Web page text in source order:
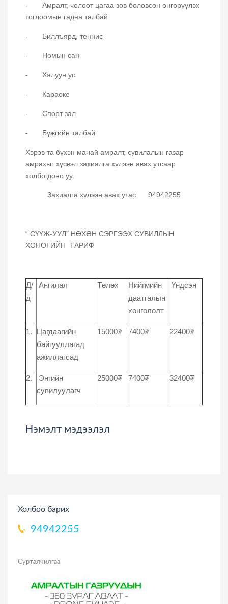
- Амралт, чөлөөт цагаа зөв боловсон өнгөрүүлэх
тоглоомын гадна талбай
- Биллъярд, теннис
- Номын сан
- Халуун ус
- Караоке
- Спорт зал
- Бүжгийн талбай
Хэрэв та бүхэн манай амралт, сувилалын газар
амрахыг хүсвэл захиалга хүлээн авах утсаар
холбогдоно уу.
Захиалга хүлээн авах утас: 94942255
“ СҮҮЖ-УУЛ” НӨХӨН СЭРГЭЭХ СУВИЛЛЫН
ХОНОГИЙН ТАРИФ
Д/
д
Ангилал Төлөх
Нийгмийн
даатгалын
хөнгөлөлт
Үндсэн
1.
Цагдаагийн
байгууллагад
ажиллагсад
15000₮ 7400₮ 22400₮
2.
Энгийн
сувилуулагч
25000₮ 7400₮ 32400₮
Нэмэлт мэдээлэл
Холбоо барих
94942255
Сурталчилгаа